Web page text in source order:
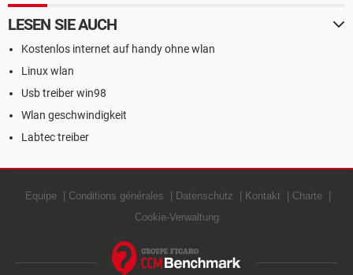
LESEN SIE AUCH
Kostenlos internet auf handy ohne wlan
Linux wlan
Usb treiber win98
Wlan geschwindigkeit
Labtec treiber
Equipe Conditions générales Datenschutz Kontakt
Charte
Cookie-Verwaltung